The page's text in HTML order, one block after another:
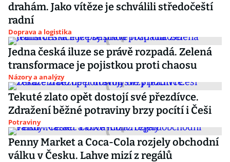
drahám. Jako vítěze je schválili středočeští
radní
Doprava a logistika
Jedna česká iluze se právě rozpadá. Zelená
transformace je pojistkou proti chaosu
Názory a analýzy
Tekuté zlato opět dostojí své přezdívce.
Zdražení běžné potraviny brzy pocítí i Češi
Potraviny
Penny Market a Coca-Cola rozjely obchodní
válku v Česku. Lahve mizí z regálů